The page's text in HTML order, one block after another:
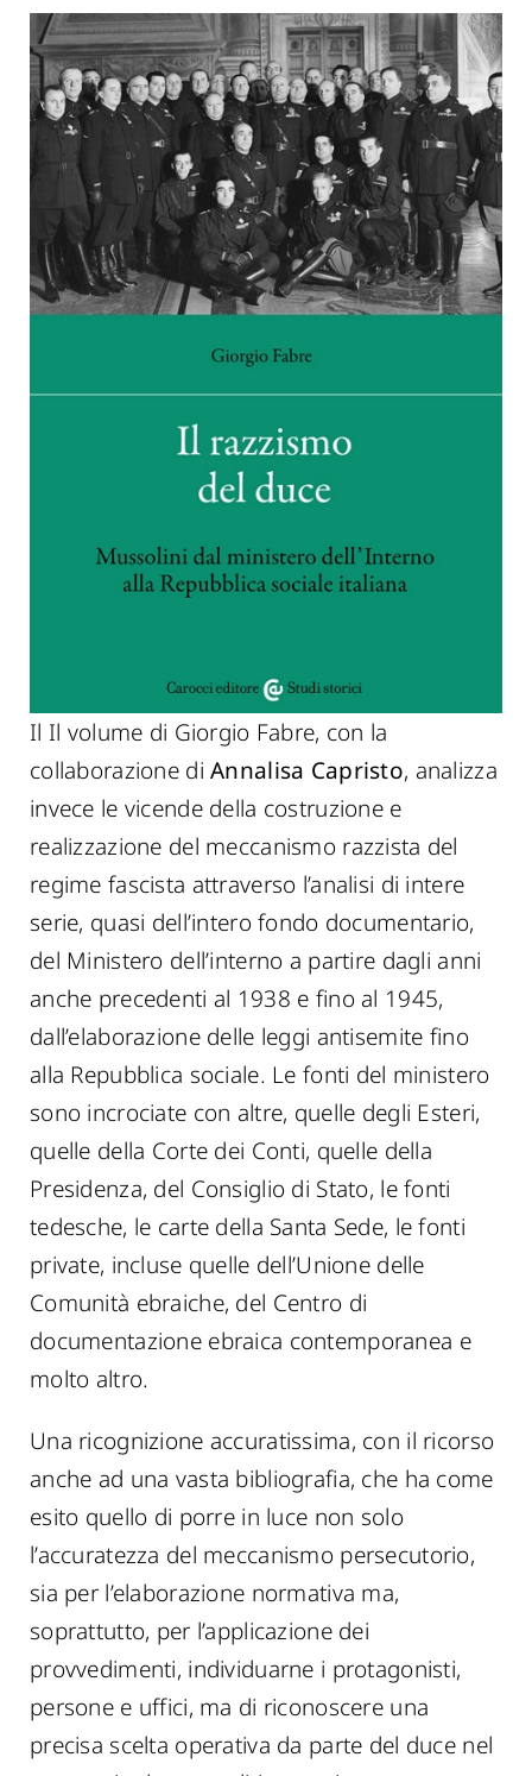
Il Il volume di Giorgio Fabre, con la
collaborazione diAnnalisa Capristo, analizza
invece le vicende della costruzione e
realizzazione del meccanismo razzista del
regime fascista attraverso l’analisi di intere
serie, quasi dell’intero fondo documentario,
del Ministero dell’interno a partire dagli anni
anche precedenti al 1938 e fino al 1945,
dall’elaborazione delle leggi antisemite fino
alla Repubblica sociale. Le fonti del ministero
sono incrociate con altre, quelle degli Esteri,
quelle della Corte dei Conti, quelle della
Presidenza, del Consiglio di Stato, le fonti
tedesche, le carte della Santa Sede, le fonti
private, incluse quelle dell’Unione delle
Comunità ebraiche, del Centro di
documentazione ebraica contemporanea e
molto altro.
Una ricognizione accuratissima, con il ricorso
anche ad una vasta bibliografia, che ha come
esito quello di porre in luce non solo
l’accuratezza del meccanismo persecutorio,
sia per l’elaborazione normativa ma,
soprattutto, per l’applicazione dei
provvedimenti, individuarne i protagonisti,
persone e uffici, ma di riconoscere una
precisa scelta operativa da parte del duce nel